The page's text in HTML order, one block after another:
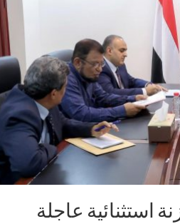
استثنائية عاجلة